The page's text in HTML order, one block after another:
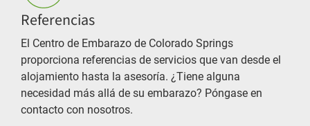
Referencias
El Centro de Embarazo de Colorado Springs
proporciona referencias de servicios que van desde el
alojamiento hasta la asesoría. ¿Tiene alguna
necesidad más allá de su embarazo? Póngase en
contacto con nosotros.